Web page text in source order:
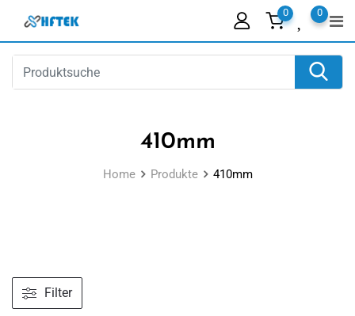
content
0
0
410mm
Home Produkte 410mm
Filter